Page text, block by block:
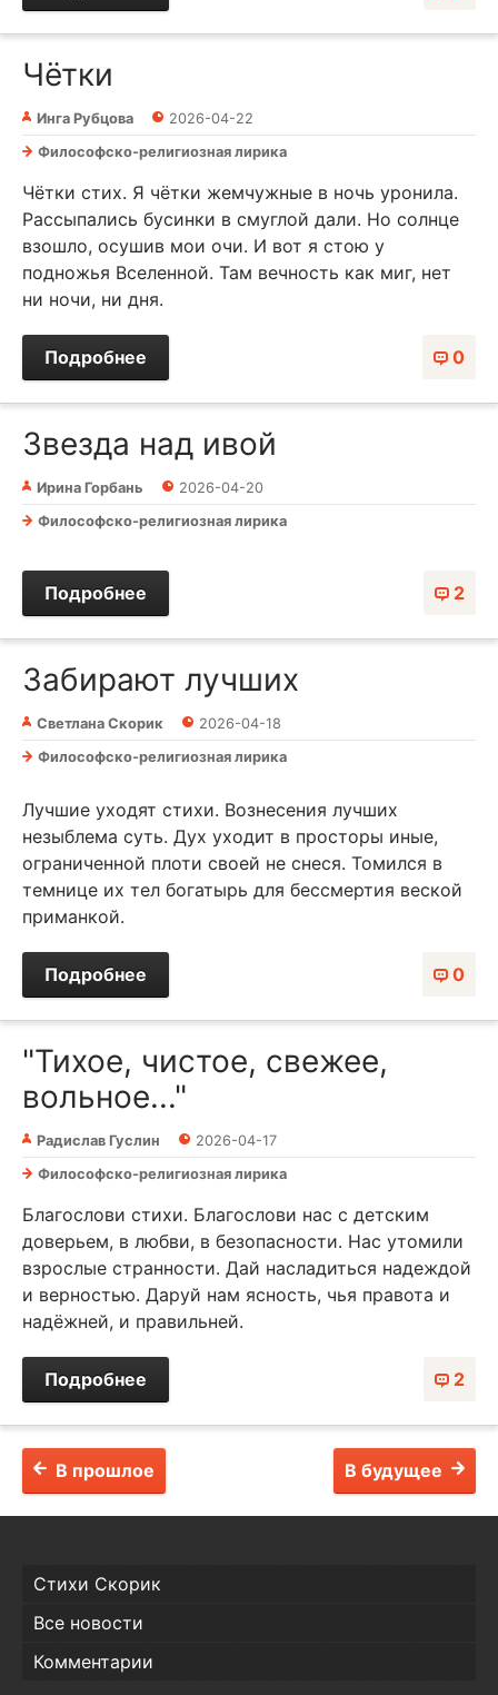
Чётки
Инга Рубцова
2026-04-22
Философско-религиозная лирика
Чётки стих. Я чётки жемчужные в ночь уронила.
Рассыпались бусинки в смуглой дали. Но солнце
взошло, осушив мои очи. И вот я стою у
подножья Вселенной. Там вечность как миг, нет
ни ночи, ни дня.
0
Подробнее
Звезда над ивой
Ирина Горбань
2026-04-20
Философско-религиозная лирика
2
Подробнее
Забирают лучших
Светлана Скорик
2026-04-18
Философско-религиозная лирика
Лучшие уходят стихи. Вознесения лучших
незыблема суть. Дух уходит в просторы иные,
ограниченной плоти своей не снеся. Томился в
темнице их тел богатырь для бессмертия веской
приманкой.
0
Подробнее
"Тихое, чистое, свежее,
вольное..."
Радислав Гуслин
2026-04-17
Философско-религиозная лирика
Благослови стихи. Благослови нас с детским
доверьем, в любви, в безопасности. Нас утомили
взрослые странности. Дай насладиться надеждой
и верностью. Даруй нам ясность, чья правота и
надёжней, и правильней.
2
Подробнее
В будущее
В прошлое
Стихи Скорик
Все новости
Комментарии